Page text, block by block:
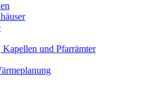
und Pfarrämter